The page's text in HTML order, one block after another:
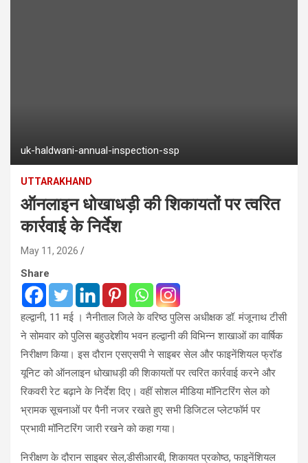
uk-haldwani-annual-inspection-ssp
UTTARAKHAND
ऑनलाइन धोखाधड़ी की शिकायतों पर त्वरित
कार्रवाई के निर्देश
May 11, 2026
Share
हल्द्वानी, 11 मई । नैनीताल जिले के वरिष्ठ पुलिस अधीक्षक डॉ. मंजूनाथ टीसी
ने सोमवार को पुलिस बहुउद्देशीय भवन हल्द्वानी की विभिन्न शाखाओं का वार्षिक
निरीक्षण किया। इस दौरान एसएसपी ने साइबर सेल और फाइनेंशियल फ्रॉड
यूनिट को ऑनलाइन धोखाधड़ी की शिकायतों पर त्वरित कार्रवाई करने और
रिकवरी रेट बढ़ाने के निर्देश दिए। वहीं सोशल मीडिया मॉनिटरिंग सेल को
भ्रामक सूचनाओं पर पैनी नजर रखते हुए सभी डिजिटल प्लेटफॉर्म पर
प्रभावी मॉनिटरिंग जारी रखने को कहा गया।
निरीक्षण के दौरान साइबर सेल,डीसीआरबी, शिकायत प्रकोष्ठ, फाइनेंशियल